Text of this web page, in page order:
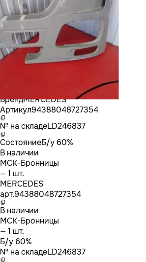
БрендMERCEDES
Артикул94388048727354
№ на складеLD246837
СостояниеБ/у 60%
В наличии
МСК-Бронницы
— 1 шт.
MERCEDES
арт.94388048727354
В наличии
МСК-Бронницы
— 1 шт.
Б/у 60%
№ на складеLD246837